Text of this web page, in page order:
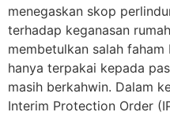
menegaskan skop
terhadap keganasan
membetulkan salah
hanya terpakai kepada
masih berkahwin. Dalam
Interim Protection Order